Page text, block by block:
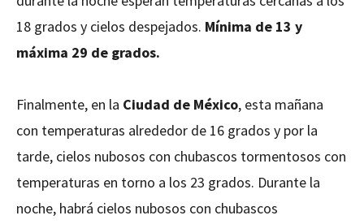
18 grados y cielos despejados. Mínima de 13 y
máxima 29 de grados.
Finalmente, en la Ciudad de México, esta mañana
con temperaturas alrededor de 16 grados y por la
tarde, cielos nubosos con chubascos tormentosos con
temperaturas en torno a los 23 grados. Durante la
noche, habrá cielos nubosos con chubascos